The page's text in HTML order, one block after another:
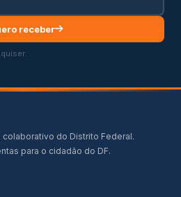
receber
do Distrito Federal.
para o cidadão do DF.